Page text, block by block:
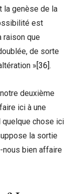
la genèse de la
est
raison que
de sorte
»[36].
deuxième
ici à une
quelque chose ici
la sortie
nous bien affaire